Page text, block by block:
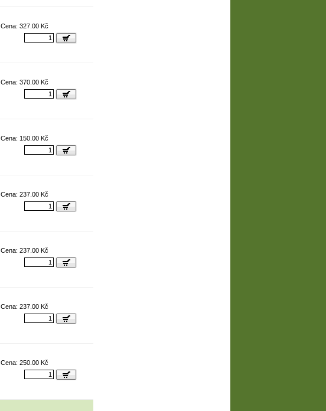
Cena: 327.00 Kč
Cena: 370.00 Kč
Cena: 150.00 Kč
Cena: 237.00 Kč
Cena: 237.00 Kč
Cena: 237.00 Kč
Cena: 250.00 Kč